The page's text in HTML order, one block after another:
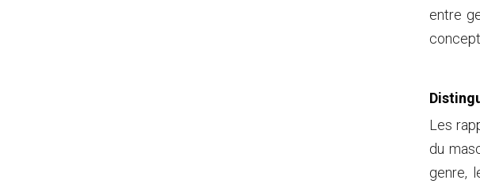
entre
Les
du
genre,